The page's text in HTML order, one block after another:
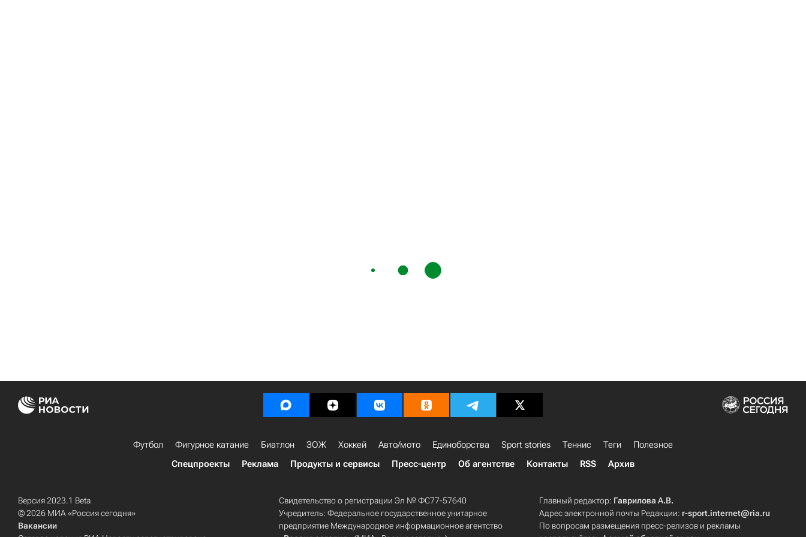
Футбол Фигурное катание Биатлон ЗОЖ Хоккей Авто/мото Единоборства Sport stories Теннис Теги
Полезное
Спецпроекты
Реклама Продукты и сервисы Пресс-центр Об агентстве Контакты RSS Архив
Версия 2023.1 Beta
© 2026 МИА «Россия сегодня»
Вакансии
Свидетельство о регистрации Эл № ФС77-57640
Учредитель: Федеральное государственное унитарное
предприятие Международное информационное агентство
Главный редактор: Гаврилова А.В.
Адрес электронной почты Редакции: r-sport.internet@ria.ru
По вопросам размещения пресс-релизов и рекламы